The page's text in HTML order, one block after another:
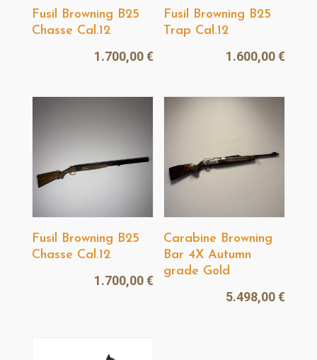
Fusil Browning B25
Chasse Cal.12
1.700,00€
Fusil Browning B25
Trap Cal.12
1.600,00€
Fusil Browning B25
Chasse Cal.12
1.700,00€
Carabine Browning
Bar 4X Autumn
grade Gold
5.498,00€